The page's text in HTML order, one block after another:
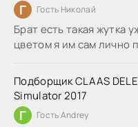
Г Гость Николай
Брат есть такая жутка
цветом я им сам лично
Подборщик CLAAS
Simulator 2017
Г Гость Andrey